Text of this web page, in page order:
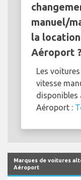
manuel/
la
Aéroport ?
Les
vitesse
disponibles
Aéroport :
Marques de voitures
Aéroport